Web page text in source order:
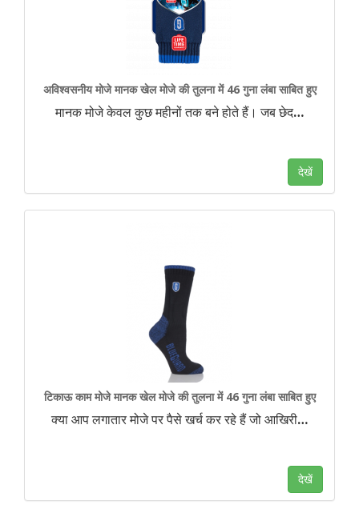
अविश्वसनीय मोजे मानक खेल मोजे की तुलना में 46 गुना लंबा साबित हुए
मानक मोजे केवल कुछ महीनों तक बने होते हैं। जब छेद…
देखें
टिकाऊ काम मोजे मानक खेल मोजे की तुलना में 46 गुना लंबा साबित हुए
क्या आप लगातार मोजे पर पैसे खर्च कर रहे हैं जो आखिरी…
देखें